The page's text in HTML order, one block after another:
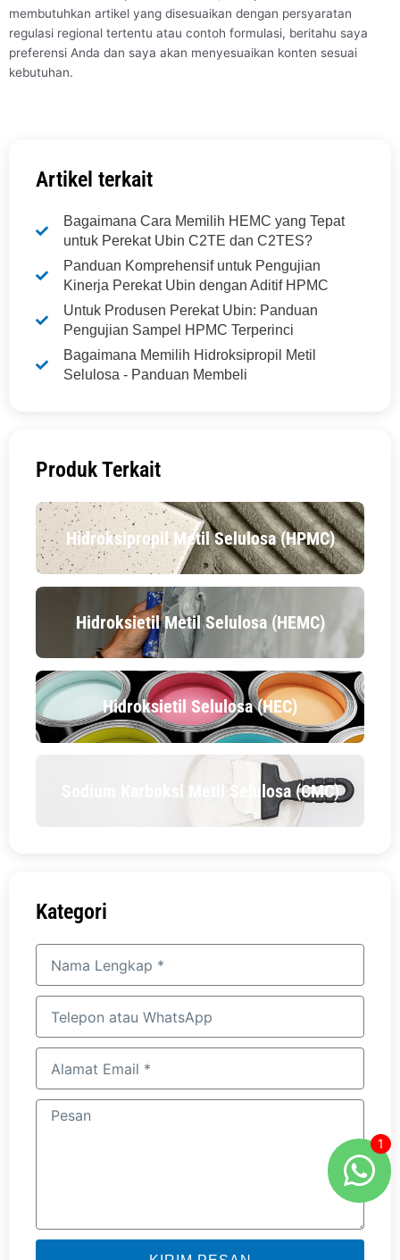
membutuhkan artikel yang disesuaikan dengan persyaratan
regulasi regional tertentu atau contoh formulasi, beritahu saya
preferensi Anda dan saya akan menyesuaikan konten sesuai
kebutuhan.
Artikel terkait
Bagaimana Cara Memilih HEMC yang Tepat
untuk Perekat Ubin C2TE dan C2TES?
Panduan Komprehensif untuk Pengujian
Kinerja Perekat Ubin dengan Aditif HPMC
Untuk Produsen Perekat Ubin: Panduan
Pengujian Sampel HPMC Terperinci
Bagaimana Memilih Hidroksipropil Metil
Selulosa - Panduan Membeli
Produk Terkait
Hidroksipropil Metil Selulosa (HPMC)
Hidroksietil Metil Selulosa (HEMC)
Hidroksietil Selulosa (HEC)
Sodium Karboksi Metil Selulosa (CMC)
Kategori
Lengkap
atau
email
Pesan